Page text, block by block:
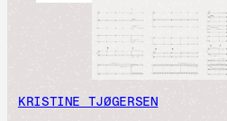
KRISTINE TJØGERSEN